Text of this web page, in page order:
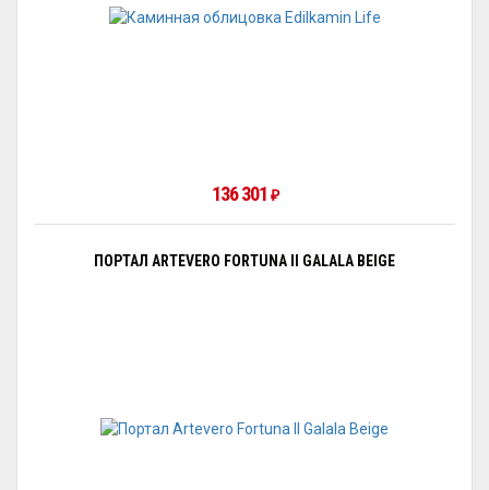
136 301 ₽
ПОРТАЛ ARTEVERO FORTUNA II GALALA BEIGE